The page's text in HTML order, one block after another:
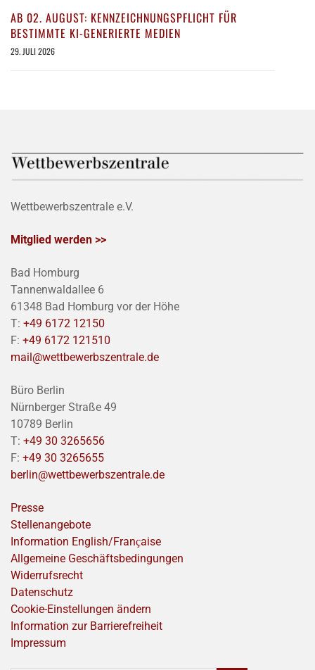
AB 02. AUGUST: KENNZEICHNUNGSPFLICHT FÜR
BESTIMMTE KI-GENERIERTE MEDIEN
29. JULI 2026
Wettbewerbszentrale e.V.
Mitglied werden >>
Bad Homburg
Tannenwaldallee 6
61348 Bad Homburg vor der Höhe
T: +49 6172 12150
F: +49 6172 121510
mail@wettbewerbszentrale.de
Büro Berlin
Nürnberger Straße 49
10789 Berlin
T: +49 30 3265656
F: +49 30 3265655
berlin@wettbewerbszentrale.de
Presse
Stellenangebote
Information English/Franҫaise
Allgemeine Geschäftsbedingungen
Widerrufsrecht
Datenschutz
Cookie-Einstellungen ändern
Information zur Barrierefreiheit
Impressum